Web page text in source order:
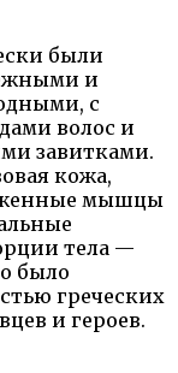
были
и
с
волос и
завитками.
кожа,
мышцы
тела —
было
греческих
и героев.